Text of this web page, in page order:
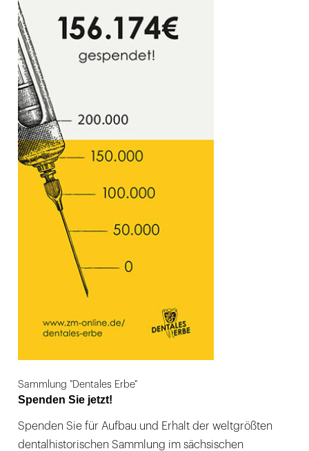
Sammlung "Dentales Erbe"
Spenden Sie jetzt!
Spenden Sie für Aufbau und Erhalt der weltgrößten
dentalhistorischen Sammlung im sächsischen